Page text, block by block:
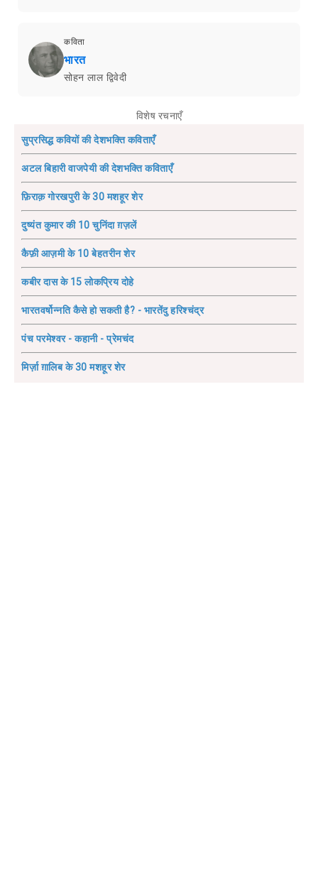
कविता
भारत
सोहन लाल द्विवेदी
विशेष रचनाएँ
सुप्रसिद्ध कवियों की देशभक्ति कविताएँ
अटल बिहारी वाजपेयी की देशभक्ति कविताएँ
फ़िराक़ गोरखपुरी के 30 मशहूर शेर
दुष्यंत कुमार की 10 चुनिंदा ग़ज़लें
कैफ़ी आज़मी के 10 बेहतरीन शेर
कबीर दास के 15 लोकप्रिय दोहे
भारतवर्षोन्नति कैसे हो सकती है? - भारतेंदु हरिश्चंद्र
पंच परमेश्वर - कहानी - प्रेमचंद
मिर्ज़ा ग़ालिब के 30 मशहूर शेर